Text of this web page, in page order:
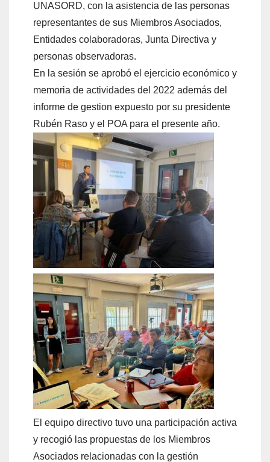
UNASORD, con la asistencia de las personas
representantes de sus Miembros Asociados,
Entidades colaboradoras, Junta Directiva y
personas observadoras.
En la sesión se aprobó el ejercicio económico y
memoria de actividades del 2022 además del
informe de gestion expuesto por su presidente
Rubén Raso y el POA para el presente año.
El equipo directivo tuvo una participación activa
y recogió las propuestas de los Miembros
Asociados relacionadas con la gestión